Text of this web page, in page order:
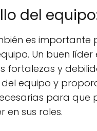
del
es importante
Un buen líder
fortalezas y
equipo y
para que
en sus roles.